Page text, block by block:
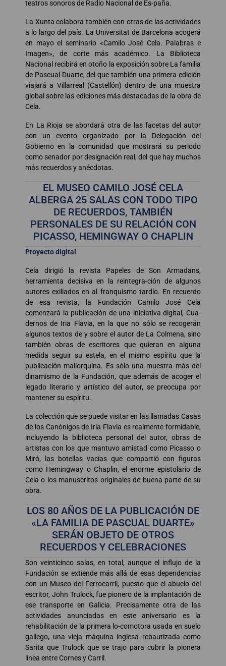
teatros sonoros de Radio Nacional de Es-paña.
La Xunta colabora también con otras de las actividades
a lo largo del país. La Universitat de Barcelona acogerá
en mayo el seminario «Camilo José Cela. Palabras e
Imagen», de corte más académico. La Biblioteca
Nacional recibirá en otoño la exposición sobre La familia
de Pascual Duarte, del que también una primera edición
viajará a Villarreal (Castellón) dentro de una muestra
global sobre las ediciones más destacadas de la obra de
Cela.
En La Rioja se abordará otra de las facetas del autor
con un evento organizado por la Delegación del
Gobierno en la comunidad que mostrará su periodo
como senador por designación real, del que hay muchos
más recuerdos y anécdotas.
EL MUSEO CAMILO JOSÉ CELA
ALBERGA 25 SALAS CON TODO TIPO
DE RECUERDOS, TAMBIÉN
PERSONALES DE SU RELACIÓN CON
PICASSO, HEMINGWAY O CHAPLIN
Proyecto digital
Cela dirigió la revista Papeles de Son Armadans,
herramienta decisiva en la reintegra-ción de algunos
autores exiliados en al franquismo tardío. En recuerdo
de esa revista, la Fundación Camilo José Cela
comenzará la publicación de una iniciativa digital, Cua-
dernos de Iria Flavia, en la que no sólo se recogerán
algunos textos de y sobre el autor de La Colmena, sino
también obras de escritores que quieran en alguna
medida seguir su estela, en el mismo espíritu que la
publicación mallorquina. Es sólo una muestra más del
dinamismo de la Fundación, que además de acoger el
legado literario y artístico del autor, se preocupa por
mantener su espíritu.
La colección que se puede visitar en las llamadas Casas
de los Canónigos de Iria Flavia es realmente formidable,
incluyendo la biblioteca personal del autor, obras de
artistas con los que mantuvo amistad como Picasso o
Miró, las botellas vacías que compartió con figuras
como Hemingway o Chaplin, el enorme epistolario de
Cela o los manuscritos originales de buena parte de su
obra.
LOS 80 AÑOS DE LA PUBLICACIÓN DE
«LA FAMILIA DE PASCUAL DUARTE»
SERÁN OBJETO DE OTROS
RECUERDOS Y CELEBRACIONES
Son veinticinco salas, en total, aunque el influjo de la
Fundación se extiende más allá de esas dependencias
con un Museo del Ferrocarril, puesto que el abuelo del
escritor, John Trulock, fue pionero de la implantación de
ese transporte en Galicia. Precisamente otra de las
actividades anunciadas en este aniversario es la
rehabilitación de la primera lo-comotora usada en suelo
gallego, una vieja máquina inglesa rebautizada como
Sarita que Trulock que se trajo para cubrir la pionera
línea entre Cornes y Carril.